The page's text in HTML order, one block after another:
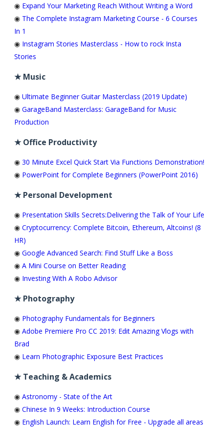
◉ Expand Your Marketing Reach Without Writing a Word
◉ The Complete Instagram Marketing Course - 6 Courses
In 1
◉ Instagram Stories Masterclass - How to rock Insta
Stories
★ Music
◉ Ultimate Beginner Guitar Masterclass (2019 Update)
◉ GarageBand Masterclass: GarageBand for Music
Production
★ Office Productivity
◉ 30 Minute Excel Quick Start Via Functions Demonstration!
◉ PowerPoint for Complete Beginners (PowerPoint 2016)
★ Personal Development
◉ Presentation Skills Secrets:Delivering the Talk of Your Life
◉ Cryptocurrency: Complete Bitcoin, Ethereum, Altcoins! (8
HR)
◉ Google Advanced Search: Find Stuff Like a Boss
◉ A Mini Course on Better Reading
◉ Investing With A Robo Advisor
★ Photography
◉ Photography Fundamentals for Beginners
◉ Adobe Premiere Pro CC 2019: Edit Amazing Vlogs with
Brad
◉ Learn Photographic Exposure Best Practices
★ Teaching & Academics
◉ Astronomy - State of the Art
◉ Chinese In 9 Weeks: Introduction Course
◉ English Launch: Learn English for Free - Upgrade all areas